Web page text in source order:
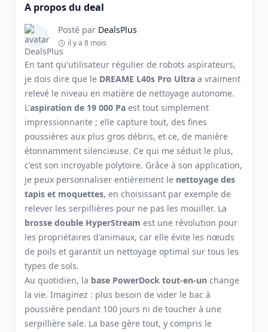
A propos du deal
Posté par DealsPlus
il y a 8 mois
En tant qu'utilisateur régulier de robots aspirateurs,
je dois dire que le DREAME L40s Pro Ultra a vraiment
relevé le niveau en matière de nettoyage autonome.
L'aspiration de 19 000 Pa est tout simplement
impressionnante ; elle capture tout, des fines
poussières aux plus gros débris, et ce, de manière
étonnamment silencieuse. Ce qui me séduit le plus,
c'est son incroyable polytoire. Grâce à son application,
je peux personnaliser entièrement le nettoyage des
tapis et moquettes, en choisissant par exemple de
relever les serpillières pour ne pas les mouiller. La
brosse double HyperStream est une révolution pour
les propriétaires d'animaux, car elle évite les nœuds
de poils et garantit un nettoyage optimal sur tous les
types de sols.
Au quotidien, la base PowerDock tout-en-un change
la vie. Imaginez : plus besoin de vider le bac à
poussière pendant 100 jours ni de toucher à une
serpillière sale. La base gère tout, y compris le